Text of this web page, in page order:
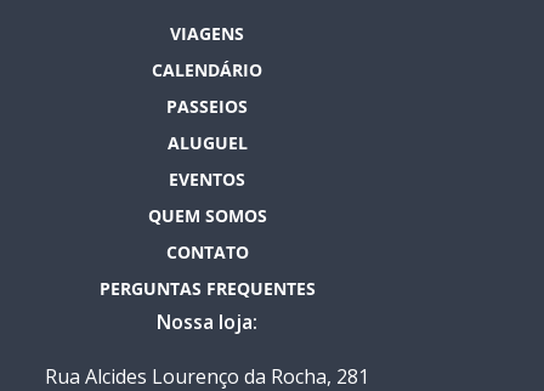
VIAGENS
CALENDÁRIO
PASSEIOS
ALUGUEL
EVENTOS
QUEM SOMOS
CONTATO
PERGUNTAS FREQUENTES
Nossa loja:
Rua Alcides Lourenço da Rocha, 281